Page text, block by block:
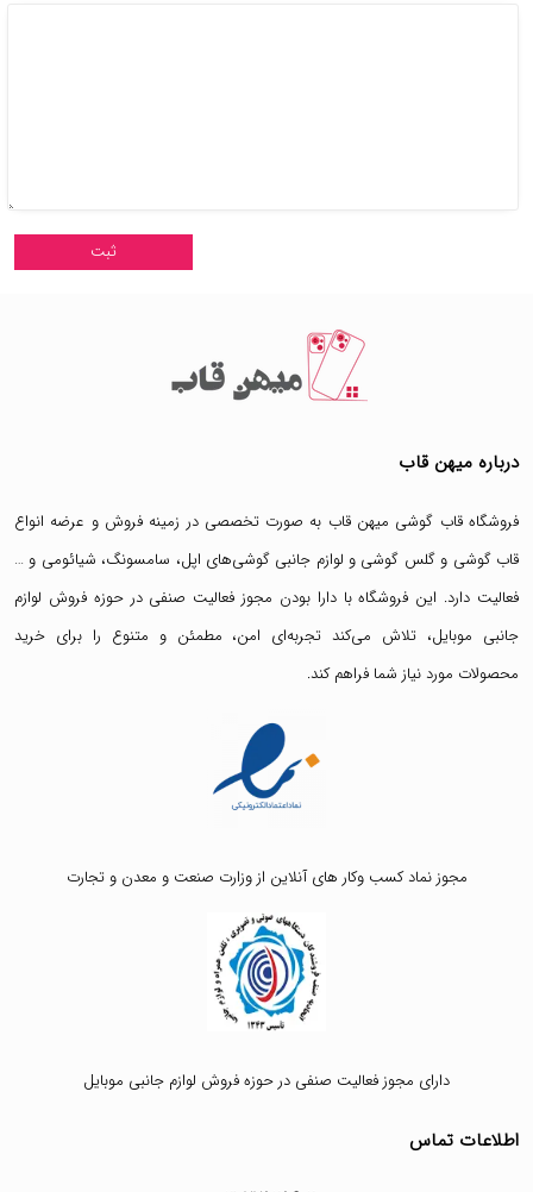
درباره میهن قاب
فروشگاه قاب گوشی میهن قاب به صورت تخصصی در زمینه فروش و عرضه انواع
قاب گوشی وگلس گوشی و لوازم جانبی گوشی‌های اپل، سامسونگ، شیائومی و …
فعالیت دارد. این فروشگاه با دارا بودن مجوز فعالیت صنفی در حوزه فروش لوازم
جانبی موبایل، تلاش می‌کند تجربه‌ای امن، مطمئن و متنوع را برای خرید
محصولات مورد نیاز شما فراهم کند.
مجوز نماد کسب وکار های آنلاین از وزارت صنعت و معدن و تجارت
دارای مجوز فعالیت صنفی در حوزه فروش لوازم جانبی موبایل
اطلاعات تماس